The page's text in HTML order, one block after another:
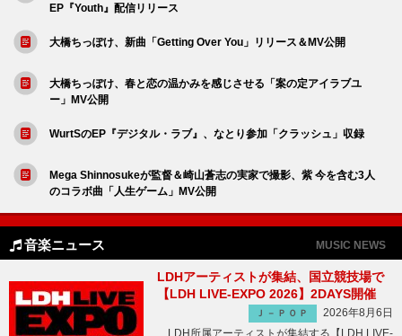
EP『Youth』配信リリース
大橋ちっぽけ、新曲「Getting Over You」リリース＆MV公開
大橋ちっぽけ、春と恋の温かみを感じさせる「案の定アイラブユ
ー」MV公開
WurtSのEP『デジタル・ラブ』、なとり参加「クラッシュ」収録
Mega Shinnosukeが監督＆崎山蒼志の実家で撮影、紫 今を含む3人
のコラボ曲「人生ゲーム」MV公開
音楽ニュース MUSIC NEWS
LDHアーティストが集結、国立競技場で
【LDH LIVE-EXPO 2026】2DAYS開催
Ｊ－ＰＯＰ
2026年8月6日
LDH所属アーティストが集結する【LDH LIVE-